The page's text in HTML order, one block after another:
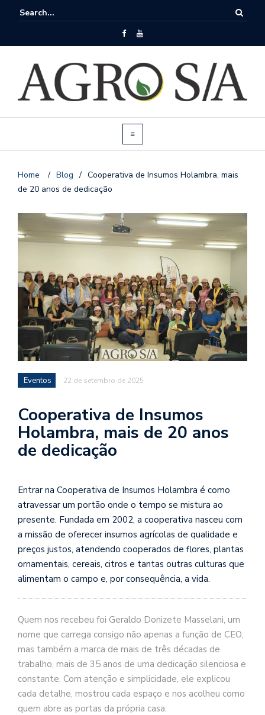
Home / Blog / Cooperativa de Insumos Holambra, mais
de 20 anos de dedicação
Eventos 22 de setembro de 2025
Cooperativa de Insumos
Holambra, mais de 20 anos
de dedicação
Entrar na Cooperativa de Insumos Holambra é como
atravessar um portão onde o tempo se mistura ao
presente. Fundada em 2002, a cooperativa nasceu com
a missão de oferecer insumos agrícolas de qualidade e
preços justos, atendendo cooperados de flores, plantas
ornamentais, cereais, citros e tantas outras culturas que
alimentam o campo e, por consequência, a vida.
Quem nos recebeu foi Geraldo Donizete Masselani, um
nome que carrega consigo não apenas a função de CEO,
mas também a marca de mais de três décadas de
trabalho, mais de 35 anos de uma dedicação silenciosa e
constante. Com atenção e simplicidade, ele explicou
cada detalhe, mostrou cada espaço e nos acolheu como
quem abre as portas da própria casa.